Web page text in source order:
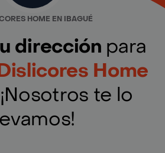
HOME EN IBAGUÉ
dirección para
Home
¡Nosotros te lo